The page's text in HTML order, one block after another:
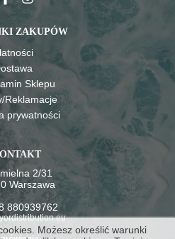
ZAKUPÓW
Sklepu
Reklamacje
prywatności
2/31
Warszawa
880939762
Możesz określić warunki